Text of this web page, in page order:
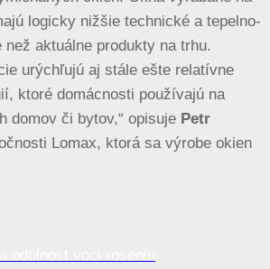
logicky nižšie technické a tepelno-
než aktuálne produkty na trhu.
urýchľujú aj stále ešte relatívne
ktoré domácnosti používajú na
domov či bytov,“ opisuje Petr
Lomax, ktorá sa výrobe okien